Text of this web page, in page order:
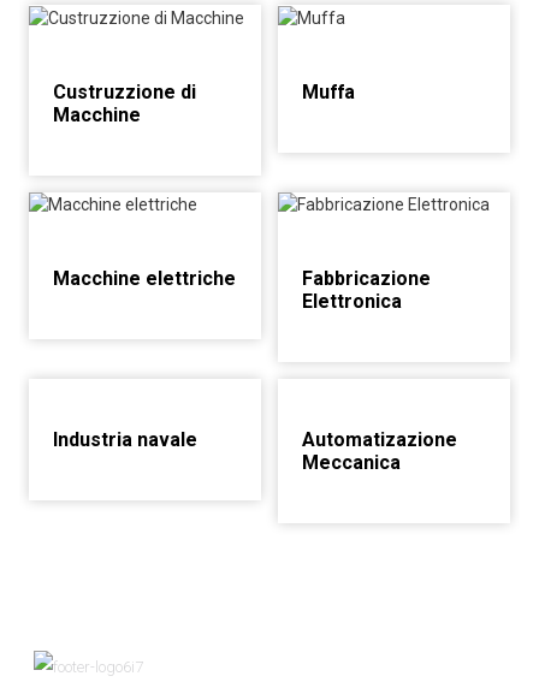
Custruzzione di
Macchine
Muffa
Macchine elettriche
Fabbricazione
Elettronica
Industria navale
Automatizazione
Meccanica